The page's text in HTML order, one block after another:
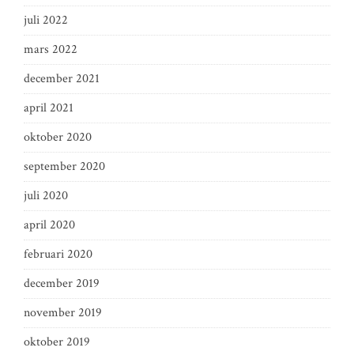
juli 2022
mars 2022
december 2021
april 2021
oktober 2020
september 2020
juli 2020
april 2020
februari 2020
december 2019
november 2019
oktober 2019